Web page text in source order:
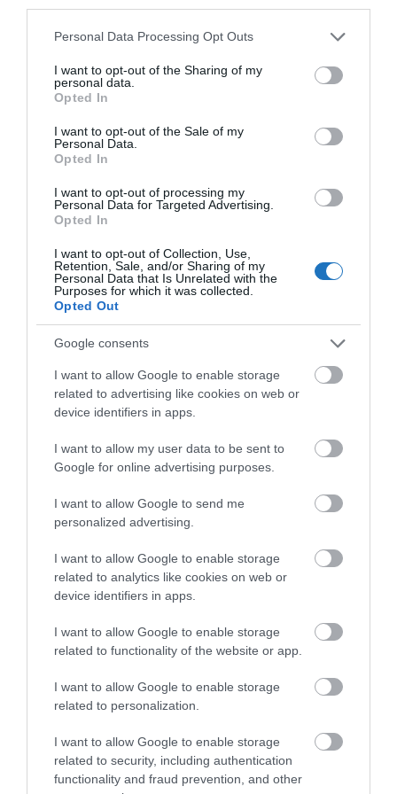
Please note that this website/app uses one or more Google
not limited to your visit or usage behaviour. You may click to
grant or deny consent to Google and its third-party tags to
use your data for below specified purposes in below Google
consent section.
Personal Data Processing Opt Outs
I want to opt-out of the Sharing of my
personal data.
Opted In
I want to opt-out of the Sale of my
Personal Data.
Opted In
I want to opt-out of processing my
Personal Data for Targeted Advertising.
Opted In
I want to opt-out of Collection, Use,
Retention, Sale, and/or Sharing of my
Personal Data that Is Unrelated with the
Purposes for which it was collected.
Opted Out
Google consents
I want to allow Google to enable storage
related to advertising like cookies on web or
device identifiers in apps.
I want to allow my user data to be sent to
Google for online advertising purposes.
I want to allow Google to send me
personalized advertising.
I want to allow Google to enable storage
related to analytics like cookies on web or
device identifiers in apps.
I want to allow Google to enable storage
related to functionality of the website or app.
I want to allow Google to enable storage
related to personalization.
I want to allow Google to enable storage
related to security, including authentication
functionality and fraud prevention, and other
Semmilyen formában nem merült fel a
videó itt tekinthető meg
, az ominózus rész 5:35:00-
tól kezdődik.
közgyűlési döntésről ír, de ezen a közgyűlésen nem
született ilyen döntés. A
leközölte a részleteket is, azóta aStartlap
is
csatlakozott hozzá.
Végezetül pedig szeretném felhívni mind az
Önkormányzat, mind az ellenzékben lévő
kormánypárti képviselők, mind pedig pártállástól
függetlenül az összes médiaszereplő figyelmét arra,
vezérelve kürtölnek szét, illetve ellenőrizetlenül
közölnek tovább, esetenként még ki is színezik
tartalmazott, azzal nagyon könnyen
visszafordíthatatlan károkat okozhatnak.
A turisták utazási szokásai a járvány alatt
bizonytalanságraés csak olyan helyre foglalnak,
amiben biztosak, hogy el tudnak oda utazni.
majd addigra, amikorra a foglalás szól, akkor
keresnek másik úti célt.
Ez ma így működik. Bízom
abban, hogy csak azért nincsenek ezzel tisztában,
mert még nem írta le ezt így senki explicit. De most
szólok és bízom abban, hogy mindenki magába néz